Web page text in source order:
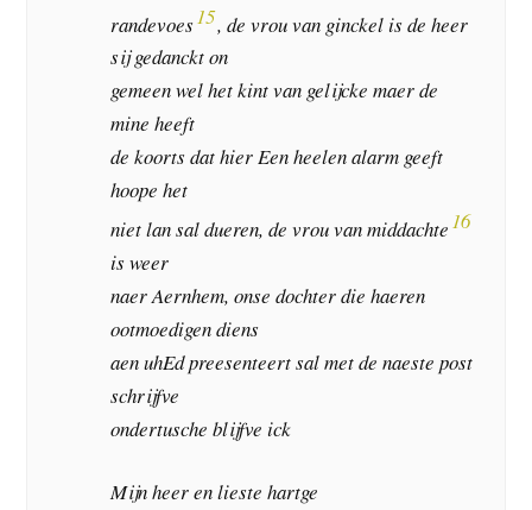
randevoes15, de vrou van ginckel is de heer
sij gedanckt on
gemeen wel het kint van gelijcke maer de
mine heeft
de koorts dat hier Een heelen alarm geeft
hoope het
niet lan sal dueren, de vrou van middachte16
is weer
naer Aernhem, onse dochter die haeren
ootmoedigen diens
aen uhEd preesenteert sal met de naeste post
schrijfve
ondertusche blijfve ick
Mijn heer en lieste hartge